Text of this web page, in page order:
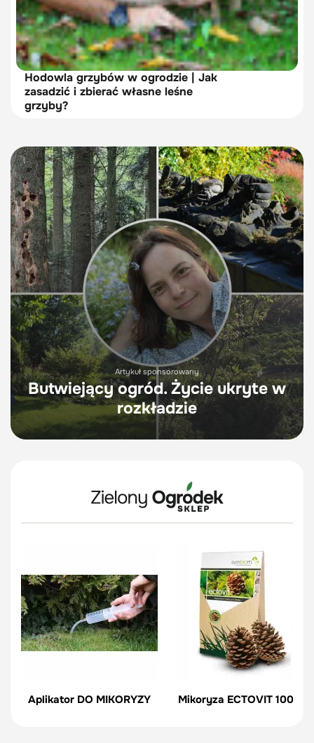
Hodowla grzybów w ogrodzie | Jak
zasadzić i zbierać własne leśne
grzyby?
Artykuł sponsorowany
Butwiejący ogród. Życie ukryte w
rozkładzie
Aplikator DO MIKORYZY Mikoryza ECTOVIT 100 g